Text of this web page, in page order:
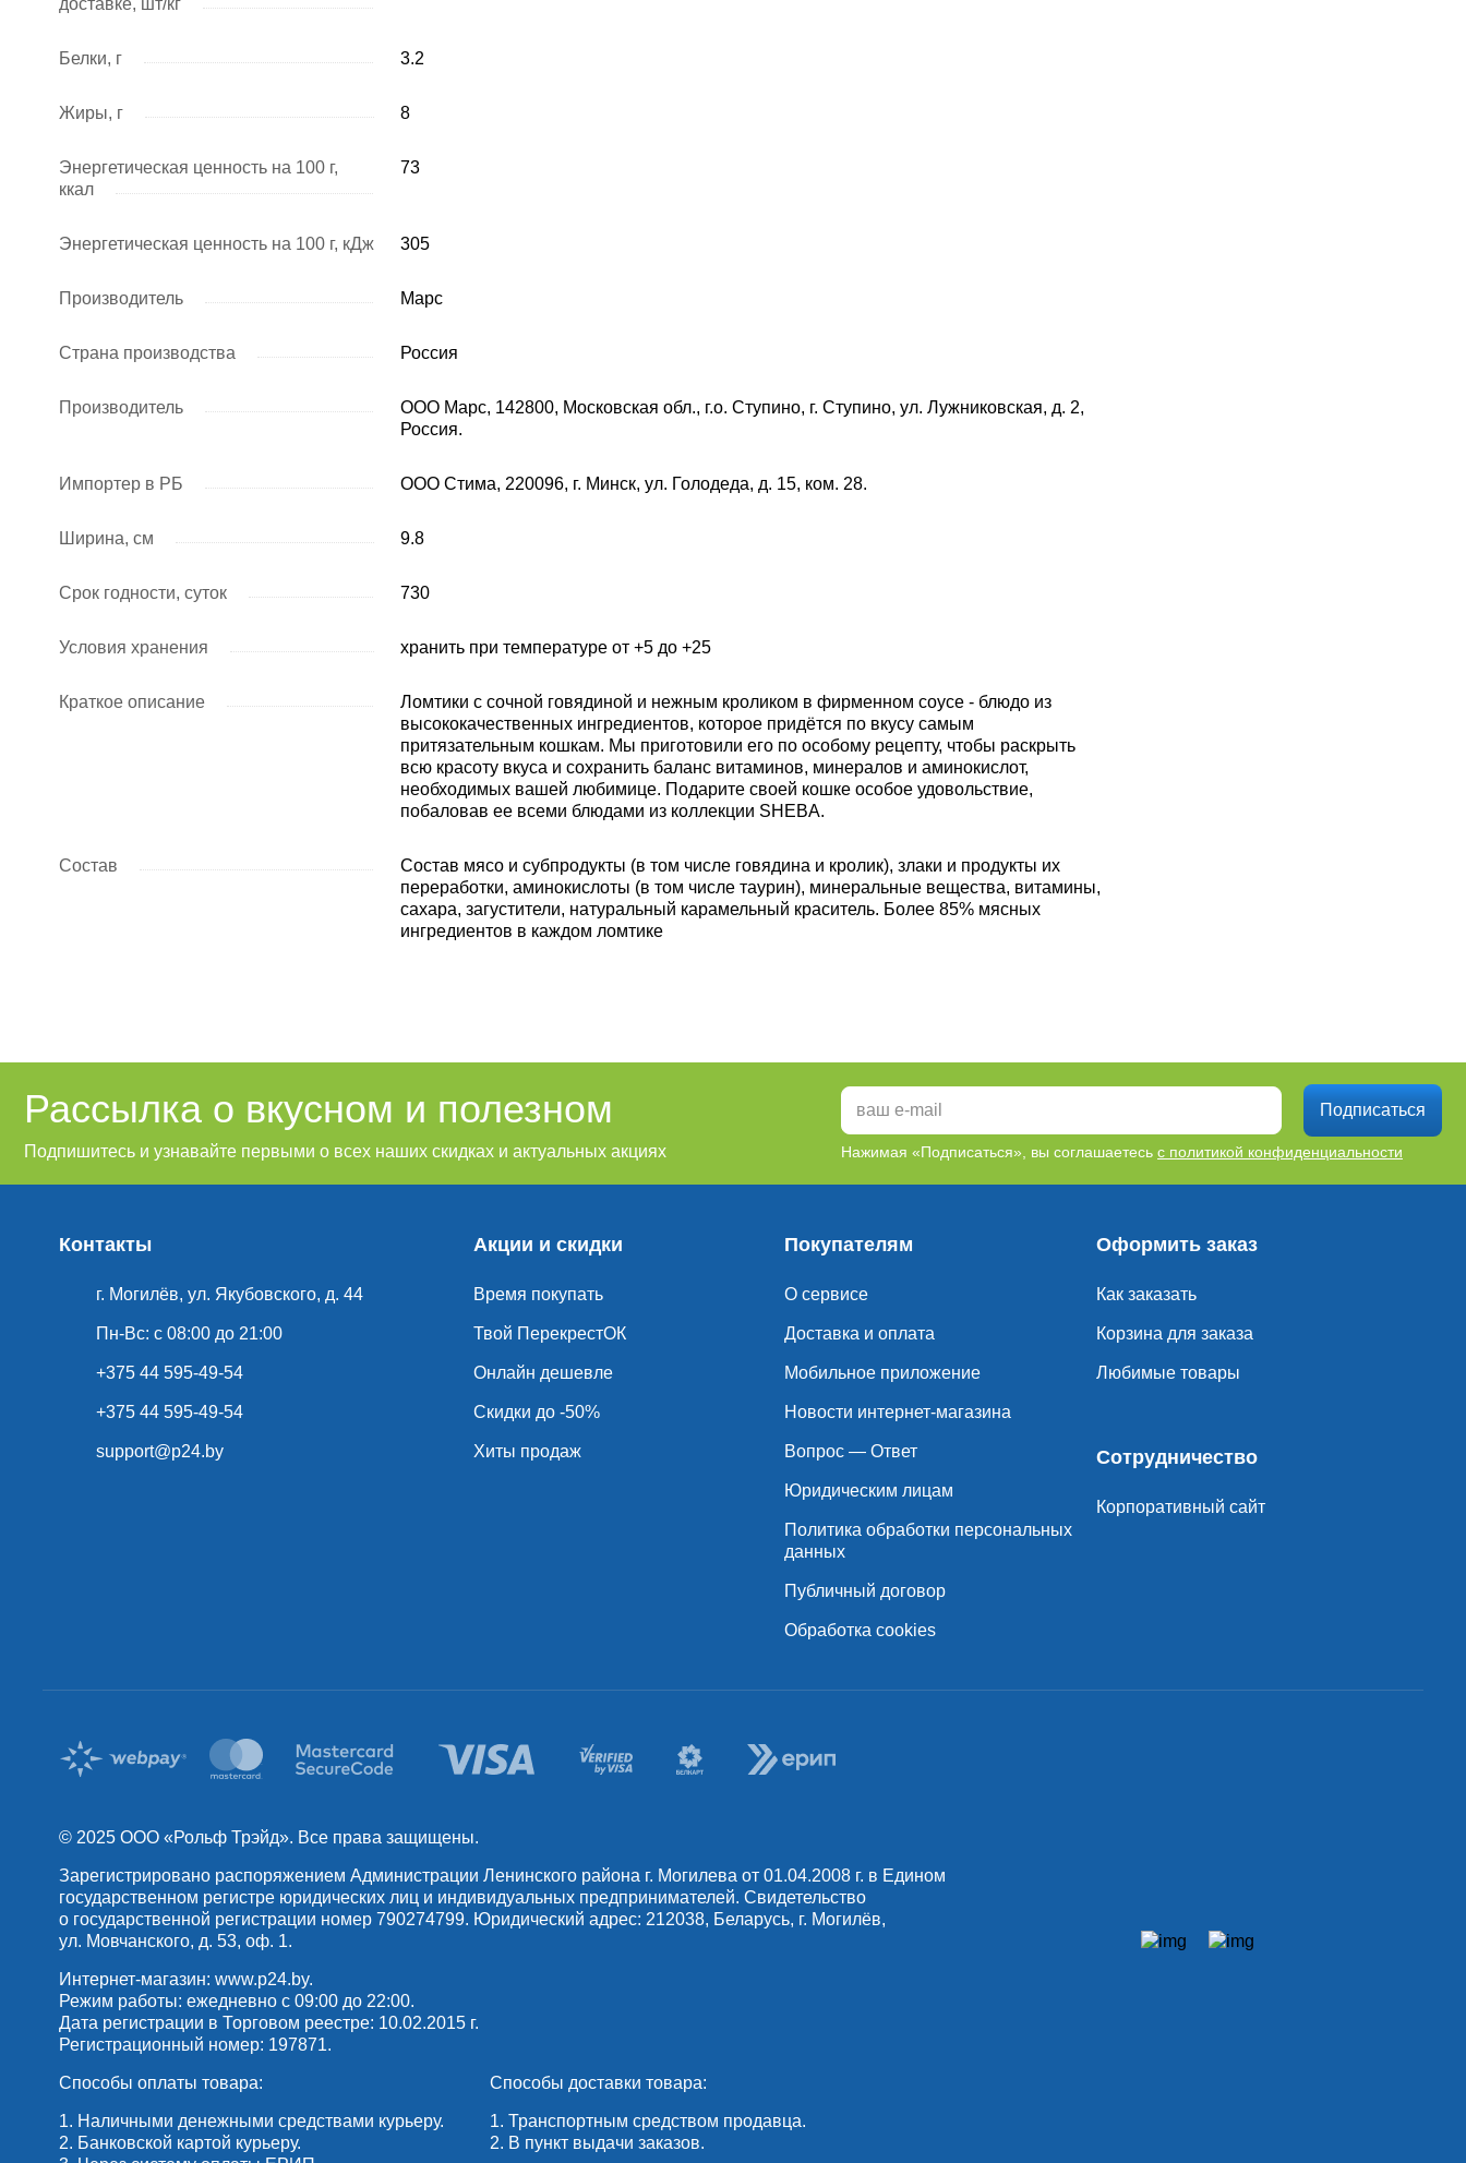
доставке, шт/кг
Белки, г 3.2
Жиры, г 8
Энергетическая ценность на 100 г,
ккал
73
Энергетическая ценность на 100 г, кДж 305
Производитель Марс
Страна производства Россия
Производитель
ООО Марс, 142800, Московская обл., г.о. Ступино, г. Ступино, ул. Лужниковская, д. 2,
Россия.
Импортер в РБ ООО Стима, 220096, г. Минск, ул. Голодеда, д. 15, ком. 28.
Ширина, см 9.8
Срок годности, суток 730
Условия хранения хранить при температуре от +5 до +25
Краткое описание
Ломтики с сочной говядиной и нежным кроликом в фирменном соусе - блюдо из
высококачественных ингредиентов, которое придётся по вкусу самым
притязательным кошкам. Мы приготовили его по особому рецепту, чтобы раскрыть
всю красоту вкуса и сохранить баланс витаминов, минералов и аминокислот,
необходимых вашей любимице. Подарите своей кошке особое удовольствие,
побаловав ее всеми блюдами из коллекции SHEBA.
Состав
Состав мясо и субпродукты (в том числе говядина и кролик), злаки и продукты их
переработки, аминокислоты (в том числе таурин), минеральные вещества, витамины,
сахара, загустители, натуральный карамельный краситель. Более 85% мясных
ингредиентов в каждом ломтике
Рассылка о вкусном и полезном
Подпишитесь и узнавайте первыми о всех наших скидках и актуальных акциях
Подписаться
Нажимая «Подписаться», вы соглашаетесь с политикой конфиденциальности
Контакты
г. Могилёв, ул. Якубовского, д. 44
Пн-Вс: с 08:00 до 21:00
+375 44 595-49-54
+375 44 595-49-54
support@p24.by
Акции и скидки
Время покупать
Твой ПерекрестОК
Онлайн дешевле
Скидки до -50%
Хиты продаж
Покупателям
О сервисе
Доставка и оплата
Мобильное приложение
Новости интернет-магазина
Вопрос — Ответ
Юридическим лицам
Политика обработки персональных
данных
Публичный договор
Обработка cookies
Оформить заказ
Как заказать
Корзина для заказа
Любимые товары
Сотрудничество
Корпоративный сайт
© 2025 OOO «Рольф Трэйд». Все права защищены.
Зарегистрировано распоряжением Администрации Ленинского района г. Могилева от 01.04.2008 г. в Едином
государственном регистре юридических лиц и индивидуальных предпринимателей. Свидетельство
о государственной регистрации номер 790274799. Юридический адрес: 212038, Беларусь, г. Могилёв,
ул. Мовчанского, д. 53, оф. 1.
Интернет-магазин: www.p24.by.
Режим работы: ежедневно с 09:00 до 22:00.
Дата регистрации в Торговом реестре: 10.02.2015 г.
Регистрационный номер: 197871.
Способы оплаты товара:
1. Наличными денежными средствами курьеру.
2. Банковской картой курьеру.
Способы доставки товара:
1. Транспортным средством продавца.
2. В пункт выдачи заказов.